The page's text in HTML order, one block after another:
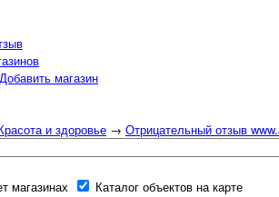
Добавить магазин
и здоровье → Отрицательный отзыв
магазинах
Каталог объектов на карте